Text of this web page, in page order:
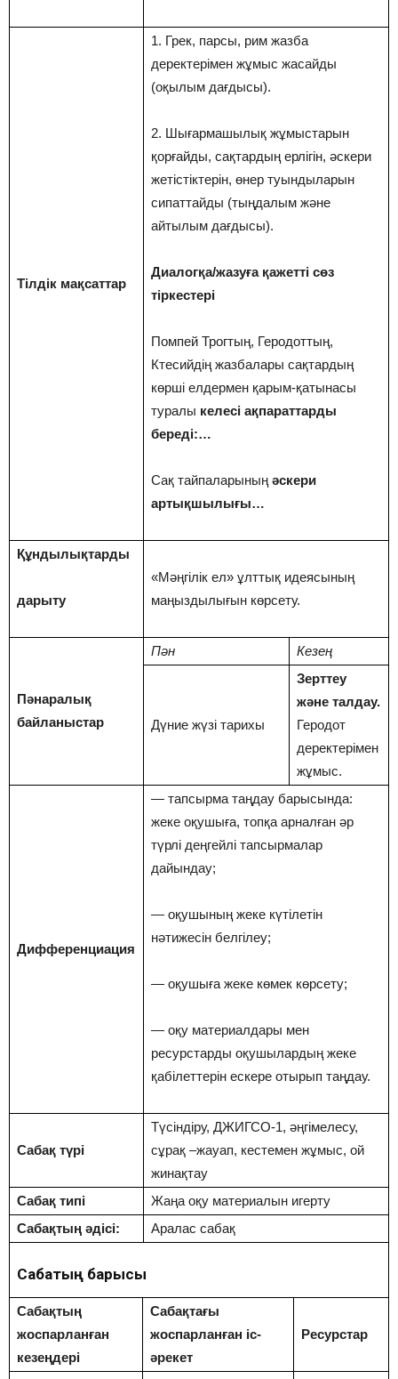
Тілдік мақсаттар
1. Грек, парсы, рим жазба
деректерімен жұмыс жасайды
(оқылым дағдысы).
2. Шығармашылық жұмыстарын
қорғайды, сақтардың ерлігін, әскери
жетістіктерін, өнер туындыларын
сипаттайды (тыңдалым және
айтылым дағдысы).
Диалогқа/жазуға қажетті сөз
тіркестері
Помпей Трогтың, Геродоттың,
Ктесийдің жазбалары сақтардың
көрші елдермен қарым-қатынасы
туралы келесі ақпараттарды
береді:…
Сақ тайпаларының әскери
артықшылығы…
Құндылықтарды
дарыту
«Мәңгілік ел» ұлттық идеясының
маңыздылығын көрсету.
Пәнаралық
байланыстар
Пән Кезең
Дүние жүзі тарихы
Зерттеу
және талдау.
Геродот
деректерімен
жұмыс.
Дифференциация
— тапсырма таңдау барысында:
жеке оқушыға, топқа арналған әр
түрлі деңгейлі тапсырмалар
дайындау;
— оқушының жеке күтілетін
нәтижесін белгілеу;
— оқушыға жеке көмек көрсету;
— оқу материалдары мен
ресурстарды оқушылардың жеке
қабілеттерін ескере отырып таңдау.
Сабақ түрі
Түсіндіру, ДЖИГСО-1, әңгімелесу,
сұрақ –жауап, кестемен жұмыс, ой
жинақтау
Сабақ типі
Жаңа оқу материалын игерту
Сабақтың әдісі:
Аралас сабақ
Сабақтың барысы
Сабақтың
жоспарланған
кезеңдері
Сабақтағы
жоспарланған іс-
әрекет
Ресурстар